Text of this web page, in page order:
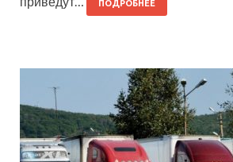
ПОДРОБНЕЕ